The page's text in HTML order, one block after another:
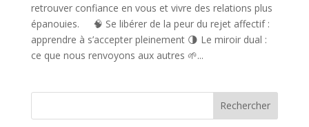
retrouver confiance en vous et vivre des relations plus
épanouies. 🧠 Se libérer de la peur du rejet affectif :
apprendre à s’accepter pleinement 🌗 Le miroir dual :
ce que nous renvoyons aux autres 🌱...